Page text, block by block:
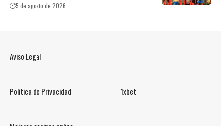
5 de agosto de 2026
Aviso Legal
Política de Privacidad 1xbet